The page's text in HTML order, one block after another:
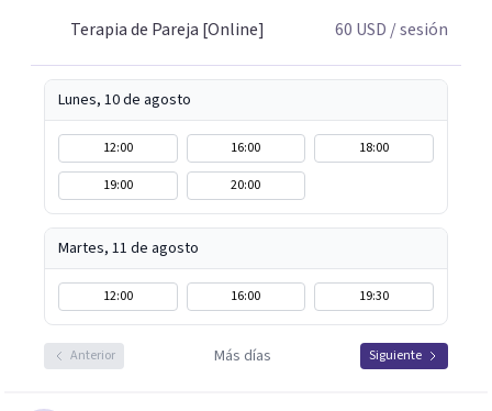
respeto y libertad. Trabajo con objetivos claros y
realistas, sin fórmulas rígidas: combinamos profundidad
emocional con una mirada práctica sobre tu vida diaria.
Terapia de Pareja [Online]
60 USD / sesión
Lunes, 10 de agosto
12:00 16:00
18:00
19:00
20:00
Martes, 11 de agosto
12:00 16:00 19:30
Anterior Más días Siguiente